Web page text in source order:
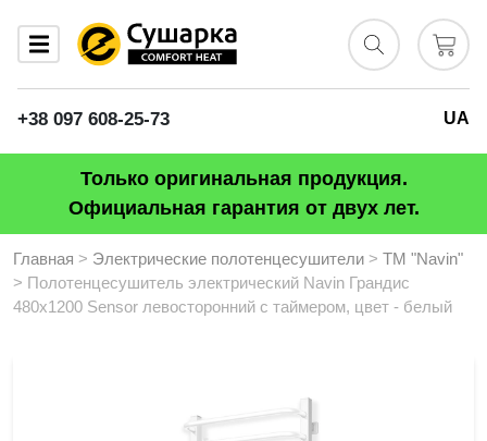
+38 097 608-25-73 UA
Только оригинальная продукция.
Официальная гарантия от двух лет.
Главная > Электрические полотенцесушители > ТМ "Navin"
> Полотенцесушитель электрический Navin Грандис
480х1200 Sensor левосторонний с таймером, цвет - белый